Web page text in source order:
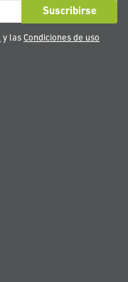
Suscribirse
y lasCondiciones de uso